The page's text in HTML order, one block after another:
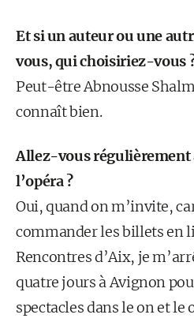
Et si un auteur ou une
vous, qui choisiriez-vous
Peut-être Abnousse
connaît bien.
Allez-vous régulièrement
l’opéra ?
Oui, quand on m’invite,
commander les billets en
Rencontres d’Aix, je
quatre jours à Avignon
spectacles dans le on et le